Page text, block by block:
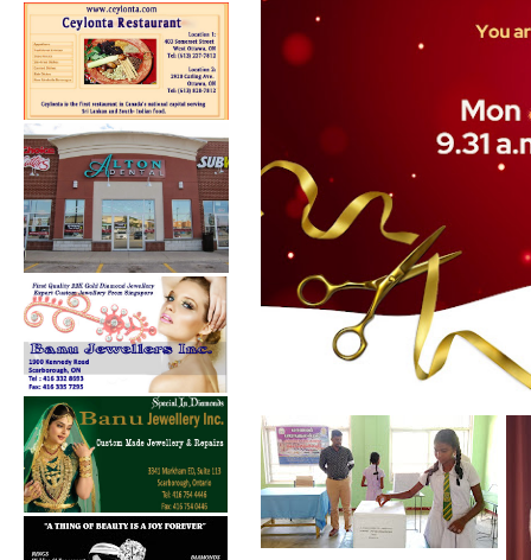
கல்குடா கல்வி வலயத்தின்
இணையத்தளம் ...